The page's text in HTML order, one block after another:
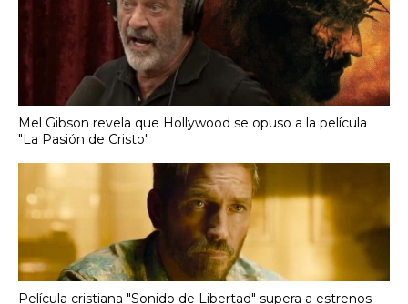
Mel Gibson revela que Hollywood se opuso a la película
"La Pasión de Cristo"
Película cristiana "Sonido de Libertad" supera a estrenos